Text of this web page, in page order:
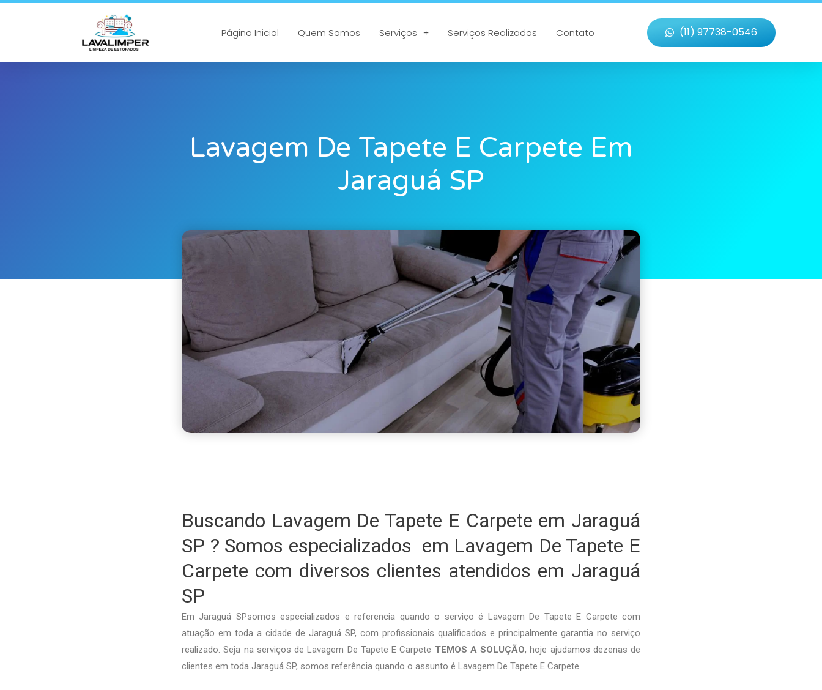
Página Inicial Quem Somos Serviços Serviços Realizados Contato (11) 97738-0546
Lavagem De Tapete E Carpete Em
Jaraguá SP
Buscando Lavagem De Tapete E Carpete em Jaraguá
SP ? Somos especializados em Lavagem De Tapete E
Carpete com diversos clientes atendidos em Jaraguá
SP
Em Jaraguá SPsomos especializados e referencia quando o serviço é Lavagem De Tapete E Carpete com
atuação em toda a cidade de Jaraguá SP, com profissionais qualificados e principalmente garantia no serviço
realizado. Seja na serviços de Lavagem De Tapete E Carpete TEMOS A SOLUÇÃO, hoje ajudamos dezenas de
clientes em toda Jaraguá SP, somos referência quando o assunto é Lavagem De Tapete E Carpete.